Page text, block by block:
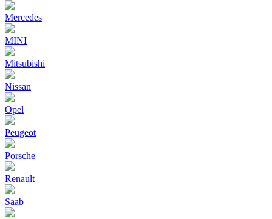
Mercedes
MINI
Mitsubishi
Nissan
Opel
Peugeot
Porsche
Renault
Saab